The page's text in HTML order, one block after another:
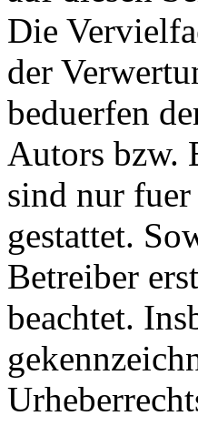
Die
der
beduerfen
Autors bzw.
sind nur
gestattet.
Betreiber
beachtet.